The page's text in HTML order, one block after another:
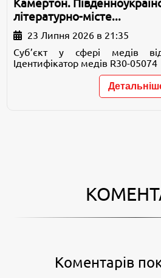
Камертон.
літературно-місте...
23 Липня 2026 в 21:35
Суб’єкт у сфері медів
Ідентифікатор медів R30-05074
Коментарів